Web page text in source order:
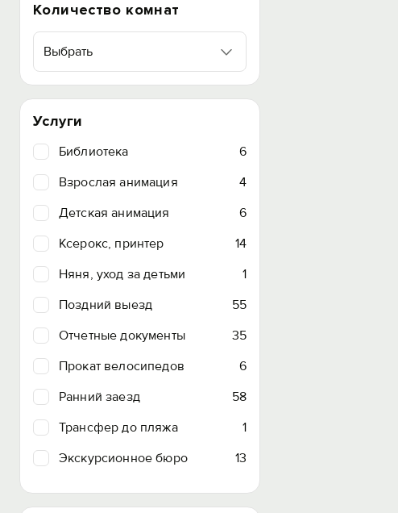
Количество комнат
Выбрать
Услуги
Библиотека
6
Взрослая анимация
4
Детская анимация
6
Ксерокс, принтер
14
Няня, уход за детьми
1
Поздний выезд
55
Отчетные документы
35
Прокат велосипедов
6
Ранний заезд
58
Трансфер до пляжа
1
Экскурсионное бюро
13